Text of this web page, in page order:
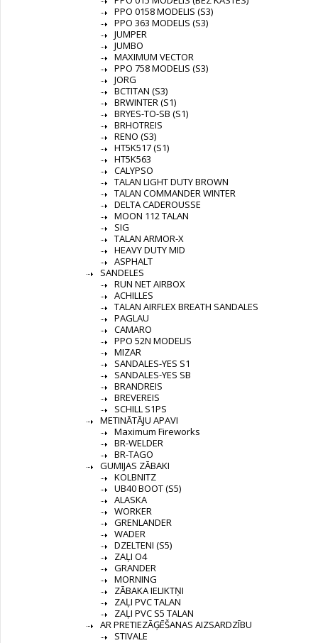
PPO 0158 MODELIS (S3)
PPO 363 MODELIS (S3)
JUMPER
JUMBO
MAXIMUM VECTOR
PPO 758 MODELIS (S3)
JORG
BCTITAN (S3)
BRWINTER (S1)
BRYES-TO-SB (S1)
BRHOTREIS
RENO (S3)
HT5K517 (S1)
HT5K563
CALYPSO
TALAN LIGHT DUTY BROWN
TALAN COMMANDER WINTER
DELTA CADEROUSSE
MOON 112 TALAN
SIG
TALAN ARMOR-X
HEAVY DUTY MID
ASPHALT
SANDELES
RUN NET AIRBOX
ACHILLES
TALAN AIRFLEX BREATH SANDALES
PAGLAU
CAMARO
PPO 52N MODELIS
MIZAR
SANDALES-YES S1
SANDALES-YES SB
BRANDREIS
BREVEREIS
SCHILL S1PS
METINĀTĀJU APAVI
Maximum Fireworks
BR-WELDER
BR-TAGO
GUMIJAS ZĀBAKI
KOLBNITZ
UB40 BOOT (S5)
ALASKA
WORKER
GRENLANDER
WADER
DZELTENI (S5)
ZAĻI O4
GRANDER
MORNING
ZĀBAKA IELIKTŅI
ZAĻI PVC TALAN
ZAĻI PVC S5 TALAN
AR PRETIEZĀĢĒŠANAS AIZSARDZĪBU
STIVALE